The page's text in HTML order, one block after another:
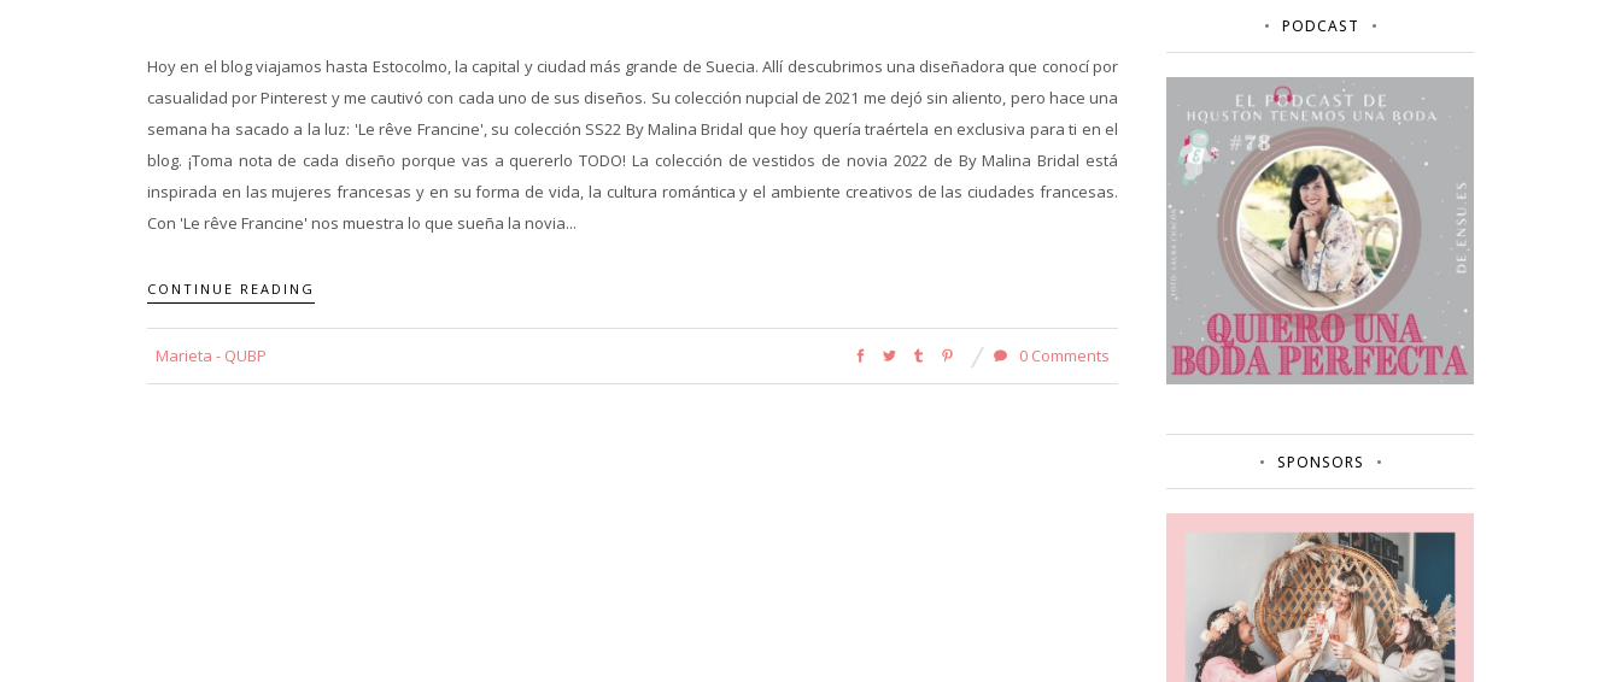
Hoy en el blog viajamos hasta Estocolmo, la capital y ciudad más grande de Suecia. Allí descubrimos una diseñadora que conocí por
casualidad por Pinterest y me cautivó con cada uno de sus diseños. Su colección nupcial de 2021 me dejó sin aliento, pero hace una
semana ha sacado a la luz: 'Le rêve Francine', su colección SS22 By Malina Bridal que hoy quería traértela en exclusiva para ti en el
blog. ¡Toma nota de cada diseño porque vas a quererlo TODO! La colección de vestidos de novia 2022 de By Malina Bridal está
inspirada en las mujeres francesas y en su forma de vida, la cultura romántica y el ambiente creativos de las ciudades francesas.
Con 'Le rêve Francine' nos muestra lo que sueña la novia...
CONTINUE READING
Marieta - QUBP 0 Comments
PODCAST
SPONSORS